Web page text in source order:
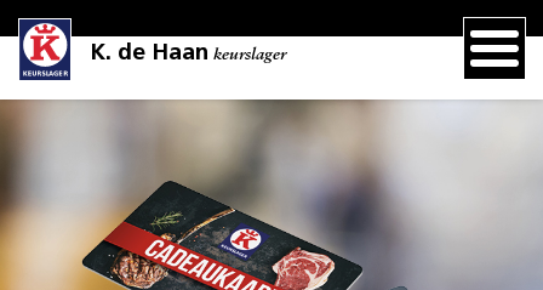
K. de Haan keurslager